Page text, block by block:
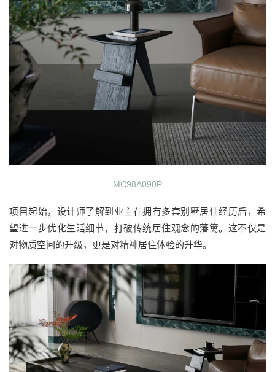
MC98A090P
项目起始，设计师了解到业主在拥有多套别墅居住经历后，希
望进一步优化生活细节，打破传统居住观念的藩篱。这不仅是
对物质空间的升级，更是对精神居住体验的升华。